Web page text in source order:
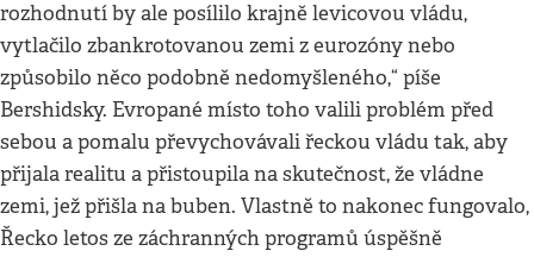
rozhodnutí by ale posílilo krajně levicovou vládu,
vytlačilo zbankrotovanou zemi z eurozóny nebo
způsobilo něco podobně nedomyšleného,“ píše
Bershidsky. Evropané místo toho valili problém před
sebou a pomalu převychovávali řeckou vládu tak, aby
přijala realitu a přistoupila na skutečnost, že vládne
zemi, jež přišla na buben. Vlastně to nakonec fungovalo,
Řecko letos ze záchranných programů úspěšně